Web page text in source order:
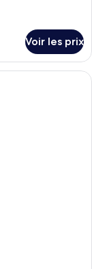
Voir les prix